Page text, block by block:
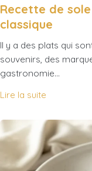
Recette de
classique
Il y a des plats qui
souvenirs, des
gastronomie…
Lire la suite